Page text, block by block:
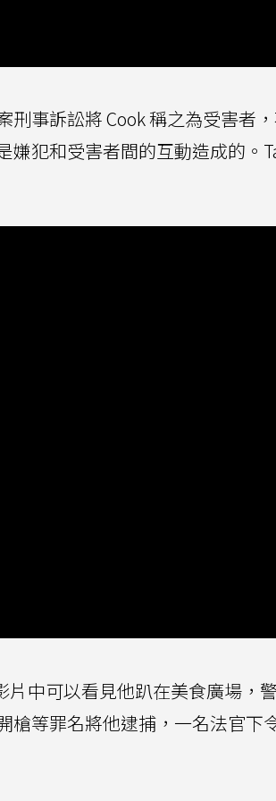
事訴訟將 Cook 稱之為受害者
嫌犯和受害者間的互動造成的。
中可以看見他趴在美食廣場，
槍等罪名將他逮捕，一名法官下